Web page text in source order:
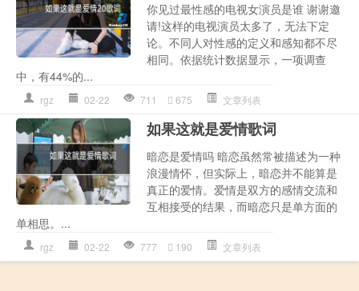
你见过最性感的电视女演员是谁 谢谢邀
请!这样的电视演员太多了，无法下定
论。不同人对性感的定义和感知都不尽
相同。依据统计数据显示，一项调查
中，有44%的...
rgz 02-22 711 675 文章列表
如果这就是爱情歌词
暗恋是爱情吗 暗恋虽然常被描述为一种
浪漫情怀，但实际上，暗恋并不能算是
真正的爱情。爱情是双方的感情交流和
互相接受的结果，而暗恋只是单方面的
单相思。...
rgz 02-22 777 190 文章列表